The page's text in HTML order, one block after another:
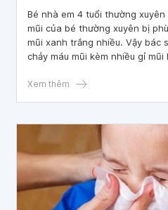
Bé nhà em 4 tuổi thường xuyên
mũi của bé thường xuyên bị
mũi xanh trắng nhiều. Vậy bác
chảy máu mũi kèm nhiều gỉ
Xem thêm